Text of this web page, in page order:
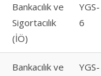
Bankacılık ve
Sigortacılık
(İÖ)
YGS-
6
Bankacılık ve
YGS-